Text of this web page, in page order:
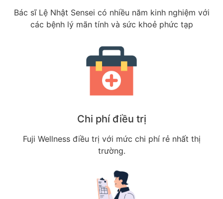
Bác sĩ Lệ Nhật Sensei có nhiều năm kinh nghiệm với
các bệnh lý mãn tính và sức khoẻ phức tạp
Chi phí điều trị
Fuji Wellness điều trị với mức chi phí rẻ nhất thị
trường.